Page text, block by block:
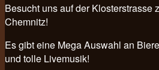
Besucht uns auf der Klosterstrasse
Chemnitz!
Es gibt eine Mega Auswahl an
und tolle Livemusik!